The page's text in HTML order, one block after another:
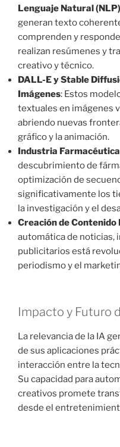
Lenguaje Natural (NLP)
generan texto
comprenden y
realizan resúmenes y
creativo y técnico.
DALL-E y Stable
Imágenes: Estos
textuales en imágenes
abriendo nuevas
gráfico y la animación.
Industria Farmacéutica
descubrimiento de
optimización de
significativamente los
la investigación y el
Creación de Contenido
automática de noticias,
publicitarios está
periodismo y el
Impacto y Futuro
La relevancia de la IA
de sus aplicaciones
interacción entre la
Su capacidad para
creativos promete
desde el